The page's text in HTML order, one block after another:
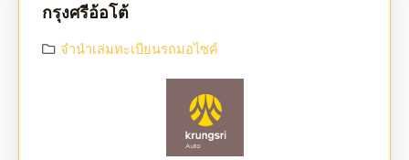
กรุงศรีอ้อโต้
จํานําเล่มทะเบียนรถมอไซค์